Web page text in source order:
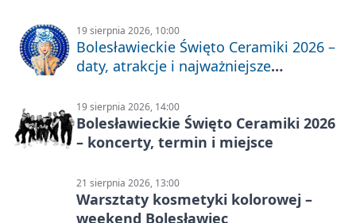
19 sierpnia 2026, 10:00
Bolesławieckie Święto Ceramiki 2026 –
daty, atrakcje i najważniejsze
19 sierpnia 2026, 14:00
Bolesławieckie Święto Ceramiki 2026
– koncerty, termin i miejsce
21 sierpnia 2026, 13:00
Warsztaty kosmetyki kolorowej –
weekend Bolesławiec